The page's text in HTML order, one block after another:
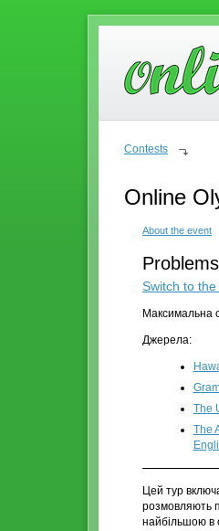
Contests
Online
About the event
Switch to
Максимальна
Джерела:
The
The
Цей тур
розмовляють
найбільшою в